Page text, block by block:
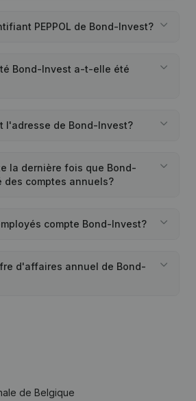
PEPPOL de Bond-Invest?
Bond-Invest a-t-elle été
l'adresse de Bond-Invest?
la dernière fois que Bond-
des comptes annuels?
compte Bond-Invest?
d'affaires annuel de Bond-
de Belgique